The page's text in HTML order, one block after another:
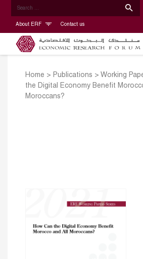
About ERF Contact us
Home > Publications > Working
the Digital Economy Benefit
Moroccans?